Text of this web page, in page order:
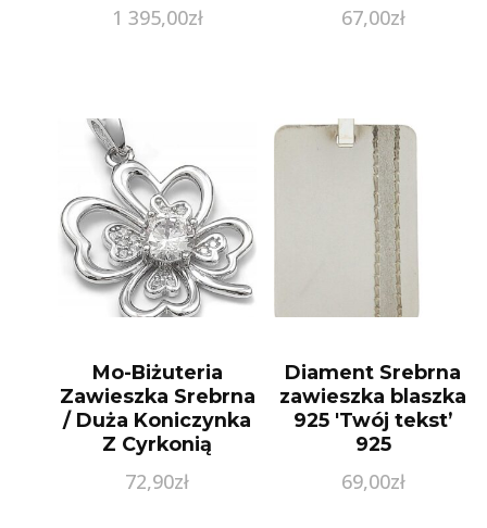
1 395,00zł 67,00zł
Mo-Biżuteria
Zawieszka Srebrna
/ Duża Koniczynka
Z Cyrkonią
72,90zł
Diament Srebrna
zawieszka blaszka
925 'Twój tekst’
925
69,00zł